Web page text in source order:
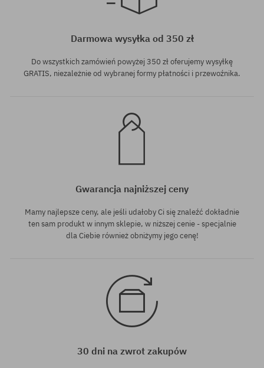
Dostępne rozmiary:
Darmowa wysyłka od 350 zł
Do wszystkich zamówień powyżej 350 zł oferujemy wysyłkę
GRATIS, niezależnie od wybranej formy płatności i przewoźnika.
Gwarancja najniższej ceny
Mamy najlepsze ceny, ale jeśli udałoby Ci się znaleźć dokładnie
ten sam produkt w innym sklepie, w niższej cenie - specjalnie
dla Ciebie również obniżymy jego cenę!
30 dni na zwrot zakupów